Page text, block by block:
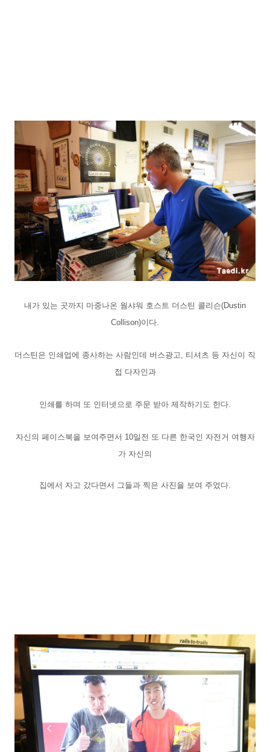
내가 있는 곳까지 마중나온 웜샤워 호스트 더스틴 콜리슨(Dustin
Collison)이다.
더스틴은 인쇄업에 종사하는 사람인데 버스광고, 티셔츠 등 자신이 직
접 다자인과
인쇄를 하며 또 인터넷으로 주문 받아 제작하기도 한다.
자신의 페이스북을 보여주면서 10일전 또 다른 한국인 자전거 여행자
가 자신의
집에서 자고 갔다면서 그들과 찍은 사진을 보여 주었다.